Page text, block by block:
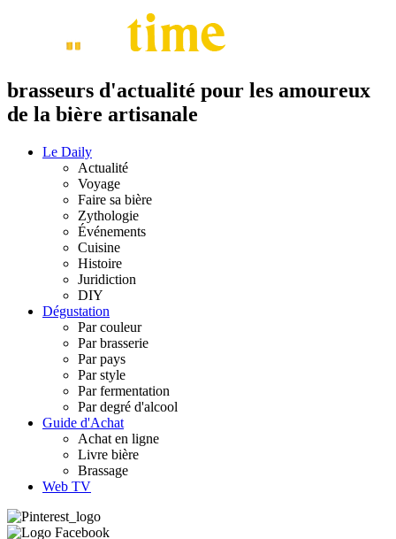
brasseurs d'actualité pour les amoureux
de la bière artisanale
Le Daily
Actualité
Voyage
Faire sa bière
Zythologie
Événements
Cuisine
Histoire
Juridiction
DIY
Dégustation
Par couleur
Par brasserie
Par pays
Par style
Par fermentation
Par degré d'alcool
Guide d'Achat
Achat en ligne
Livre bière
Brassage
Web TV